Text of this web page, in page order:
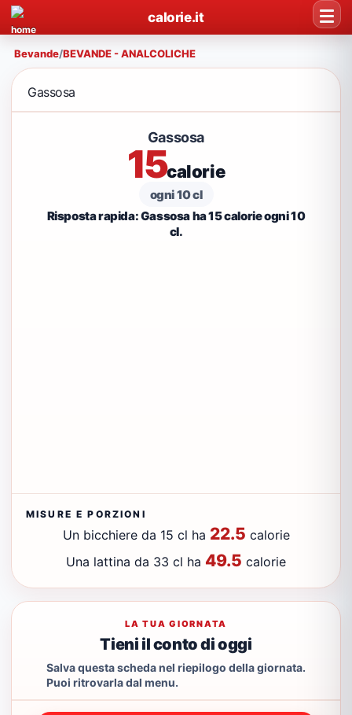
calorie.it
Bevande/BEVANDE - ANALCOLICHE
Gassosa
Gassosa
15calorie
ogni 10 cl
Risposta rapida: Gassosa ha 15 calorie ogni 10
cl.
MISURE E PORZIONI
Un bicchiere da 15 cl ha 22.5 calorie
Una lattina da 33 cl ha 49.5 calorie
LA TUA GIORNATA
Tieni il conto di oggi
Salva questa scheda nel riepilogo della giornata.
Puoi ritrovarla dal menu.